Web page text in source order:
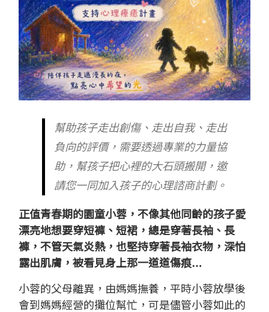
幫助孩子走出創傷、走出自我、走出
負向的評價，需要透過專業的力量協
助，幫孩子把心裡的大石頭搬開，邀
請您一同加入孩子的心理諮商計劃。
正值青春期的園童小蓉，不像其他同齡的孩子愛
漂亮地想要穿短褲、短裙，總是穿著長袖、長
褲，不管天氣炎熱，也堅持穿著長袖衣物，深怕
露出肌膚，被看見身上那一道道傷痕…
小蓉的父母離異，由媽媽撫養，平時小蓉放學後
會到媽媽經營的攤位幫忙，可是儘管小蓉如此的